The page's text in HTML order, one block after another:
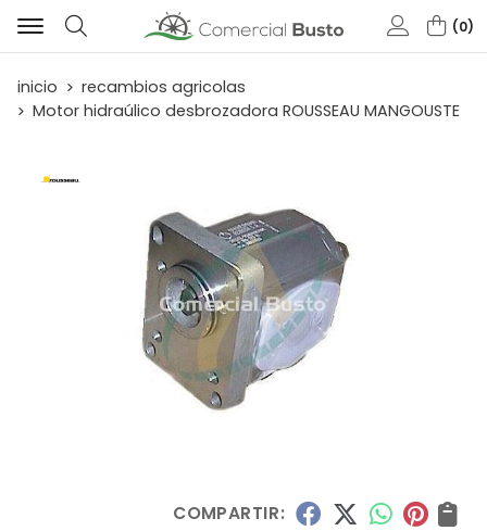
Buscar
0
inicio
recambios agricolas
Motor hidraúlico desbrozadora ROUSSEAU MANGOUSTE
COMPARTIR: